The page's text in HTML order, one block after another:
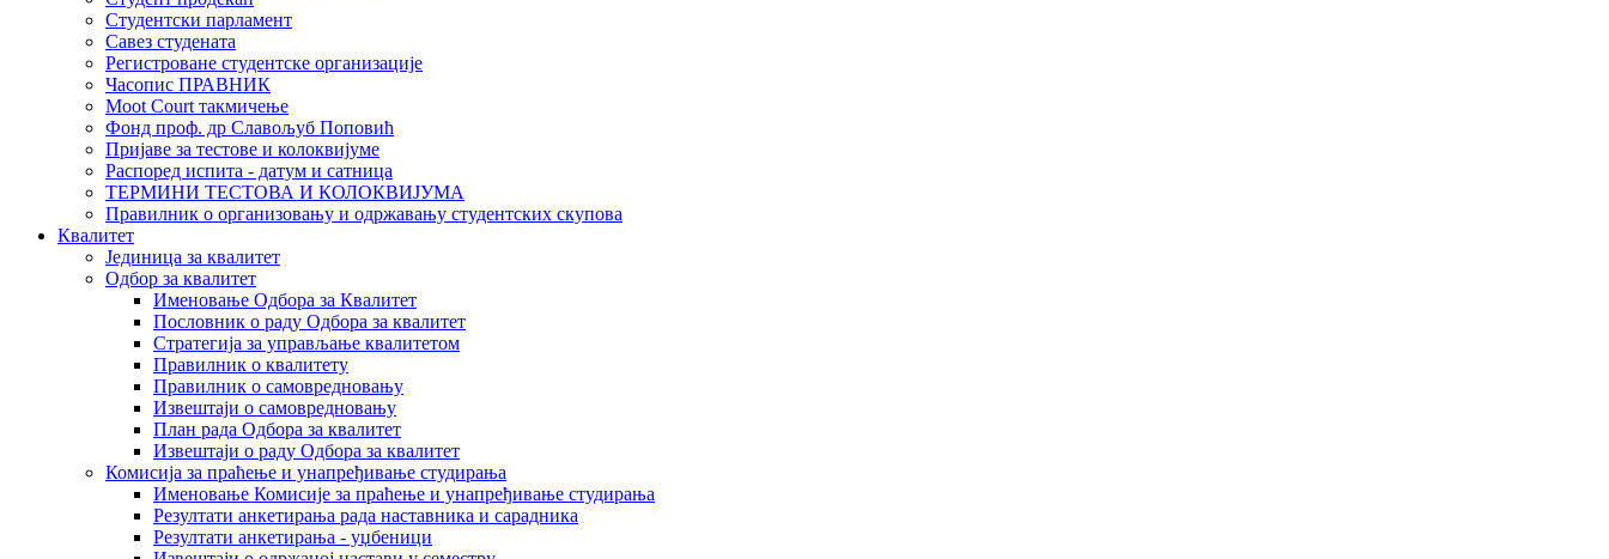
Студентски парламент
Савез студената
Регистроване студентске организације
Часопис ПРАВНИК
Moot Court такмичење
Фонд проф. др Славољуб Поповић
Пријаве за тестове и колоквијуме
Распоред испита - датум и сатница
ТЕРМИНИ ТЕСТОВА И КОЛОКВИЈУМА
Правилник о организовању и одржавању студентских скупова
Квалитет
Јединица за квалитет
Одбор за квалитет
Именовање Одбора за Квалитет
Пословник о раду Одбора за квалитет
Стратегија за управљање квалитетом
Правилник о квалитету
Правилник о самовредновању
Извештаји о самовредновању
План рада Одбора за квалитет
Извештаји о раду Одбора за квалитет
Комисија за праћење и унапређивање студирања
Именовање Комисије за праћење и унапређивање студирања
Резултати анкетирања рада наставника и сарадника
Резултати анкетирања - уџбеници